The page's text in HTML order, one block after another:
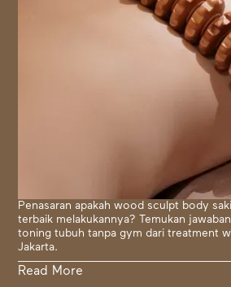
Penasaran apakah wood sculpt body
terbaik melakukannya? Temukan
toning tubuh tanpa gym dari treatment
Jakarta.
Read More